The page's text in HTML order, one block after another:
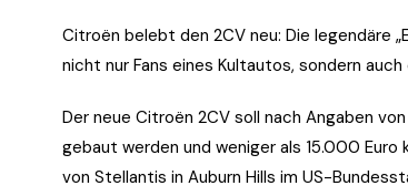
Citroën belebt den 2CV neu: Die legendäre
nicht nur Fans eines Kultautos, sondern
Der neue Citroën 2CV soll nach Angaben
gebaut werden und weniger als 15.000
von Stellantis in Auburn Hills im US-